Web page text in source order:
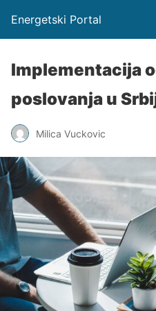
Energetski Portal
Implementacija
poslovanja u
Milica Vuckovic